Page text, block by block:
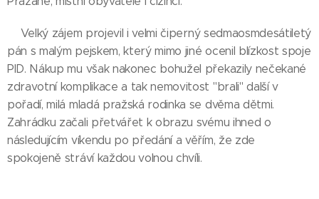
Velký zájem projevil i velmi čiperný sedmaosmdesátiletý
pán s malým pejskem, který mimo jiné ocenil blízkost spoje
PID. Nákup mu však nakonec bohužel překazily nečekané
zdravotní komplikace a tak nemovitost "brali" další v
pořadí, milá mladá pražská rodinka se dvěma dětmi.
Zahrádku začali přetvářet k obrazu svému ihned o
následujícím víkendu po předání a věřím, že zde
spokojeně stráví každou volnou chvíli.